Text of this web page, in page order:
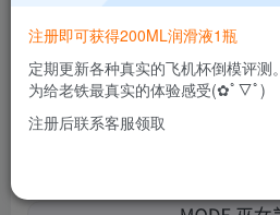
B哥情报局-产品指南针
2个月前更新
注册即可获得200ML润滑液1瓶
定期更新各种真实的飞机杯倒模评测
为给老铁最真实的体验感受(✿ﾟ▽ﾟ)
注册后联系客服领取